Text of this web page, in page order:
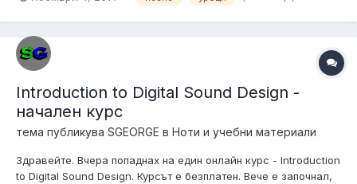
съм пяла няколко годи...
Introduction to Digital Sound Design -
начален курс
тема публикува SGEORGE в Ноти и учебни материали
Здравейте. Вчера попаднах на един онлайн курс - Introduction
to Digital Sound Design. Курсът е безплатен. Вече е започнал,